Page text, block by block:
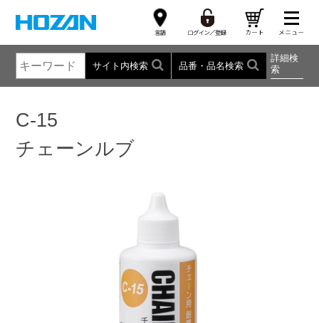
サイト内検索 品番・品名検索
詳細検
索
C-15
チェーンルブ